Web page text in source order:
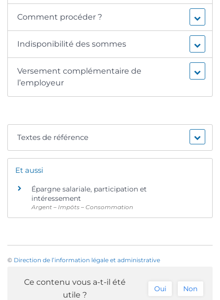
Comment procéder ?
Indisponibilité des sommes
Versement complémentaire de
l’employeur
Textes de référence
Et aussi
Épargne salariale, participation et
intéressement
Argent – Impôts – Consommation
© Direction de l’information légale et administrative
Ce contenu vous a-t-il été
utile ?
Oui Non